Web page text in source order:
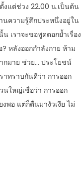
งแต่ช่วง 22.00 น.เป็นต้น
นความรู้สึกประหนึ่งอยู่ใน
เราจะขอพูดตอกย้ำเรื่อง
หลังออกกําลังกาย ห้าม
กมาย ช่วย… ประโยชน์
าทราบกันดีว่า การออก
นใหญ่เชื่อว่า การออก
พอ แต่ก็ตื่นมางัวเงีย ไม่